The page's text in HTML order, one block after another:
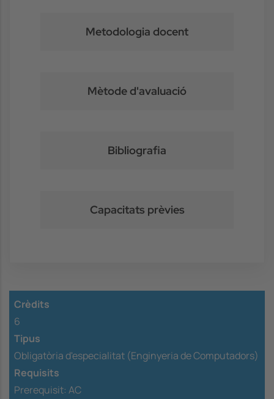
Metodologia docent
Mètode d'avaluació
Bibliografia
Capacitats prèvies
Crèdits
6
Tipus
Obligatòria d'especialitat (Enginyeria de Computadors)
Requisits
Prerequisit: AC